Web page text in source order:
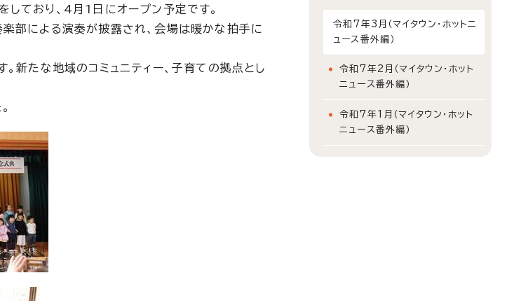
ており、4月1日にオープン予定です。
部による演奏が披露され、会場は暖かな拍手に
新たな地域のコミュニティー、子育ての拠点とし
令和7年3月（マイタウン・ホットニ
ュース番外編）
令和7年2月（マイタウン・ホット
ニュース番外編）
令和7年1月（マイタウン・ホット
ニュース番外編）